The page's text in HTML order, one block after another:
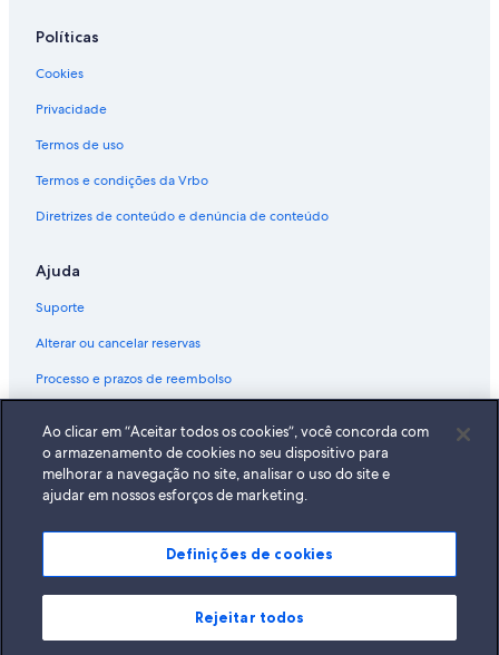
Políticas
Cookies
Privacidade
Termos de uso
Termos e condições da Vrbo
Diretrizes de conteúdo e denúncia de conteúdo
Ajuda
Suporte
Alterar ou cancelar reservas
Processo e prazos de reembolso
Documentos para viagens internacionais
A Expedia, Inc. não se responsabiliza pelo conteúdo dos sites externos.
© 2026 Expedia, Inc., uma empresa do Expedia Group. Todos os direitos
reservados Expedia e o logotipo da Expedia são marcas registradas da
Ao clicar em “Aceitar todos os cookies”, você concorda com
o armazenamento de cookies no seu dispositivo para
melhorar a navegação no site, analisar o uso do site e
ajudar em nossos esforços de marketing.
Definições de cookies
Rejeitar todos